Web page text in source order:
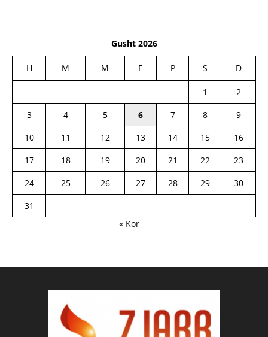
Gusht 2026
H M M E P S D
1
2
3
4 5 6 7 8
9
10
11 12 13 14 15
16
17
18 19 20 21 22
23
24
25 26 27 28 29
30
31
« Kor